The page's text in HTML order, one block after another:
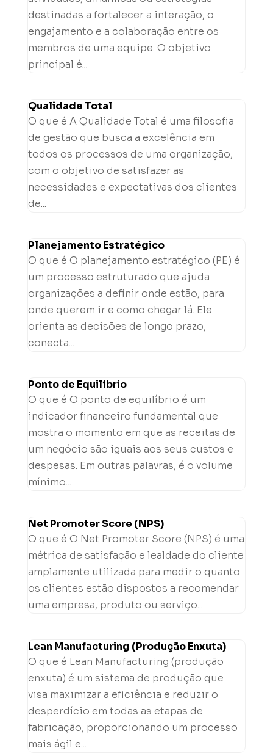
destinadas a fortalecer a interação, o
engajamento e a colaboração entre os
membros de uma equipe. O objetivo
principal é...
Qualidade Total
O que é A Qualidade Total é uma filosofia
de gestão que busca a excelência em
todos os processos de uma organização,
com o objetivo de satisfazer as
necessidades e expectativas dos clientes
de...
Planejamento Estratégico
O que é O planejamento estratégico (PE) é
um processo estruturado que ajuda
organizações a definir onde estão, para
onde querem ir e como chegar lá. Ele
orienta as decisões de longo prazo,
conecta...
Ponto de Equilíbrio
O que é O ponto de equilíbrio é um
indicador financeiro fundamental que
mostra o momento em que as receitas de
um negócio são iguais aos seus custos e
despesas. Em outras palavras, é o volume
mínimo...
Net Promoter Score (NPS)
O que é O Net Promoter Score (NPS) é uma
métrica de satisfação e lealdade do cliente
amplamente utilizada para medir o quanto
os clientes estão dispostos a recomendar
uma empresa, produto ou serviço...
Lean Manufacturing (Produção Enxuta)
O que é Lean Manufacturing (produção
enxuta) é um sistema de produção que
visa maximizar a eficiência e reduzir o
desperdício em todas as etapas de
fabricação, proporcionando um processo
mais ágil e...